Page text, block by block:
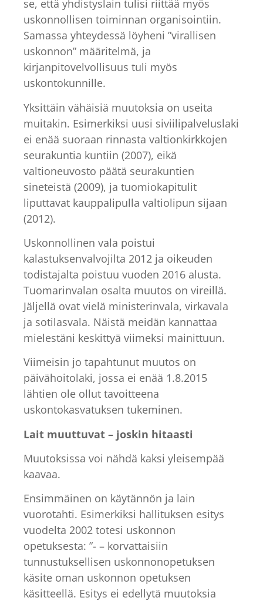
se, että yhdistyslain tulisi riittää myös
uskonnollisen toiminnan organisointiin.
Samassa yhteydessä löyheni ”virallisen
uskonnon” määritelmä, ja
kirjanpitovelvollisuus tuli myös
uskontokunnille.
Yksittäin vähäisiä muutoksia on useita
muitakin. Esimerkiksi uusi siviilipalveluslaki
ei enää suoraan rinnasta valtionkirkkojen
seurakuntia kuntiin (2007), eikä
valtioneuvosto päätä seurakuntien
sineteistä (2009), ja tuomiokapitulit
liputtavat kauppalipulla valtiolipun sijaan
(2012).
Uskonnollinen vala poistui
kalastuksenvalvojilta 2012 ja oikeuden
todistajalta poistuu vuoden 2016 alusta.
Tuomarinvalan osalta muutos on vireillä.
Jäljellä ovat vielä ministerinvala, virkavala
ja sotilasvala. Näistä meidän kannattaa
mielestäni keskittyä viimeksi mainittuun.
Viimeisin jo tapahtunut muutos on
päivähoitolaki, jossa ei enää 1.8.2015
lähtien ole ollut tavoitteena
uskontokasvatuksen tukeminen.
Lait muuttuvat – joskin hitaasti
Muutoksissa voi nähdä kaksi yleisempää
kaavaa.
Ensimmäinen on käytännön ja lain
vuorotahti. Esimerkiksi hallituksen esitys
vuodelta 2002 totesi uskonnon
opetuksesta: ”- – korvattaisiin
tunnustuksellisen uskonnonopetuksen
käsite oman uskonnon opetuksen
käsitteellä. Esitys ei edellytä muutoksia